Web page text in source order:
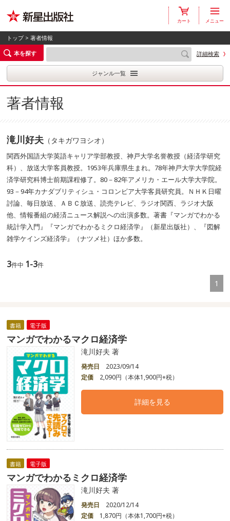
カート メニュー
トップ> 著者情報
本を探す
詳細検索
ジャンル一覧
著者情報
滝川好夫 （タキガワヨシオ）
関西外国語大学英語キャリア学部教授、神戸大学名誉教授（経済学研究
科）、放送大学客員教授。1953年兵庫県生まれ。78年神戸大学大学院経
済学研究科博士前期課程修了。80－82年アメリカ・エール大学大学院。
93－94年カナダブリティシュ・コロンビア大学客員研究員。ＮＨＫ日曜
討論、毎日放送、ＡＢＣ放送、読売テレビ、ラジオ関西、ラジオ大阪
他、情報番組の経済ニュース解説への出演多数。著書『マンガでわかる
統計学入門』『マンガでわかるミクロ経済学』（新星出版社）、『図解
雑学ケインズ経済学』（ナツメ社）ほか多数。
3件中 1-3件
1
書籍 電子版
マンガでわかるマクロ経済学
滝川好夫 著
発売日
2023/09/14
定価
2,090円（本体1,900円+税）
詳細を見る
書籍 電子版
マンガでわかるミクロ経済学
滝川好夫 著
発売日
2020/12/14
定価
1,870円（本体1,700円+税）